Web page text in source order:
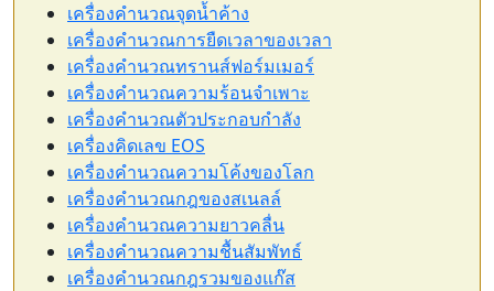
เครื่องคำนวณจุดน้ำค้าง
เครื่องคำนวณการยืดเวลาของเวลา
เครื่องคำนวณทรานส์ฟอร์มเมอร์
เครื่องคำนวณความร้อนจำเพาะ
เครื่องคำนวณตัวประกอบกำลัง
เครื่องคิดเลข EOS
เครื่องคำนวณความโค้งของโลก
เครื่องคำนวณกฎของสเนลล์
เครื่องคำนวณความยาวคลื่น
เครื่องคำนวณความชื้นสัมพัทธ์
เครื่องคำนวณกฎรวมของแก๊ส